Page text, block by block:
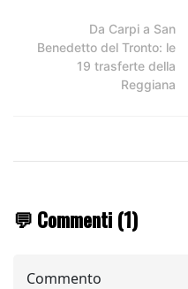
Da Carpi a San
Benedetto del Tronto: le
19 trasferte della
Reggiana
💬 Commenti (1)